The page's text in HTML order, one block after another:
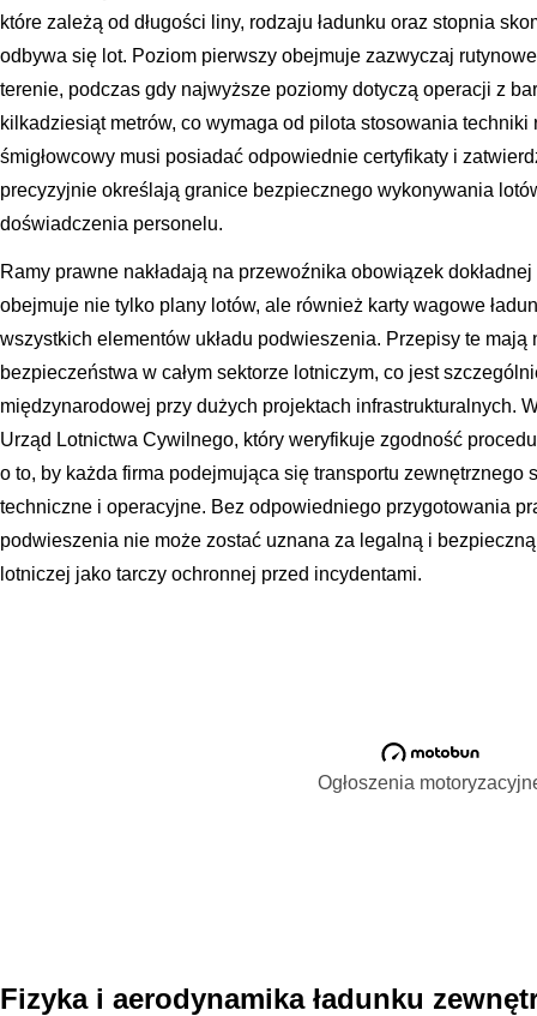
które zależą od długości liny, rodzaju ładunku oraz stopnia
odbywa się lot. Poziom pierwszy obejmuje zazwyczaj
terenie, podczas gdy najwyższe poziomy dotyczą operacji z
kilkadziesiąt metrów, co wymaga od pilota stosowania
śmigłowcowy musi posiadać odpowiednie certyfikaty i
precyzyjnie określają granice bezpiecznego wykonywania
doświadczenia personelu.
Ramy prawne nakładają na przewoźnika obowiązek
obejmuje nie tylko plany lotów, ale również karty wagowe
wszystkich elementów układu podwieszenia. Przepisy te
bezpieczeństwa w całym sektorze lotniczym, co jest
międzynarodowej przy dużych projektach infrastrukturalnych.
Urząd Lotnictwa Cywilnego, który weryfikuje zgodność
o to, by każda firma podejmująca się transportu zewnętrznego
techniczne i operacyjne. Bez odpowiedniego przygotowania
podwieszenia nie może zostać uznana za legalną i
lotniczej jako tarczy ochronnej przed incydentami.
Ogłoszenia
Fizyka i aerodynamika ładunku